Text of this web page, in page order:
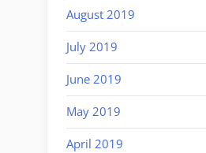
August 2019
July 2019
June 2019
May 2019
April 2019